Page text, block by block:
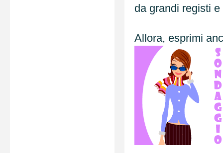
da grandi registi
Allora, esprimi